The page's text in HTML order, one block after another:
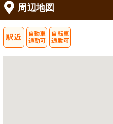
周辺地図